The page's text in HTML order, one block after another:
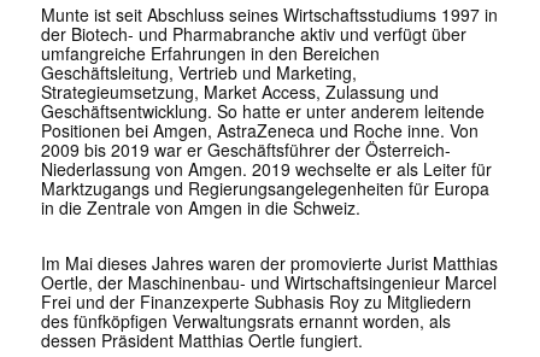
Munte ist seit Abschluss seines Wirtschaftsstudiums 1997 in
der Biotech- und Pharmabranche aktiv und verfügt über
umfangreiche Erfahrungen in den Bereichen
Geschäftsleitung, Vertrieb und Marketing,
Strategieumsetzung, Market Access, Zulassung und
Geschäftsentwicklung. So hatte er unter anderem leitende
Positionen bei Amgen, AstraZeneca und Roche inne. Von
2009 bis 2019 war er Geschäftsführer der Österreich-
Niederlassung von Amgen. 2019 wechselte er als Leiter für
Marktzugangs und Regierungsangelegenheiten für Europa
in die Zentrale von Amgen in die Schweiz.
Im Mai dieses Jahres waren der promovierte Jurist Matthias
Oertle, der Maschinenbau- und Wirtschaftsingenieur Marcel
Frei und der Finanzexperte Subhasis Roy zu Mitgliedern
des fünfköpfigen Verwaltungsrats ernannt worden, als
dessen Präsident Matthias Oertle fungiert.